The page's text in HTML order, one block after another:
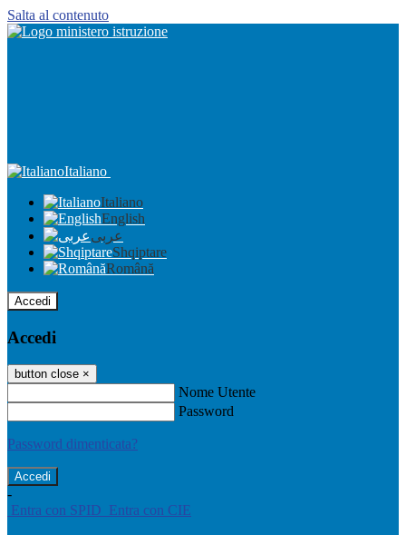
Salta al contenuto
Italiano
Italiano
English
عربى
Shqiptare
Română
Accedi
Accedi
button close ×
Nome Utente
Password
Password dimenticata?
-
Entra con SPID Entra con CIE